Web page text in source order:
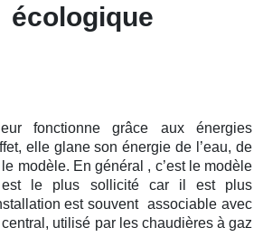
écologique
fonctionne grâce aux énergies
elle glane son énergie de l’eau, de
le modèle. En général , c’est le modèle
est le plus sollicité car il est plus
est souvent associable avec
utilisé par les chaudières à gaz